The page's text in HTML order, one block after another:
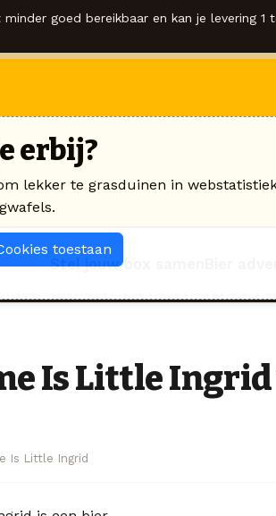
goed bereikbaar en kan je levering
Stel jouw box samen
Is Little Ingrid
Is Little Ingrid
erbij?
lekker te grasduinen in
toestaan